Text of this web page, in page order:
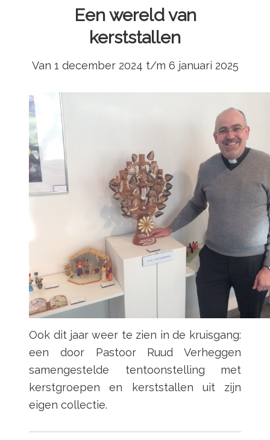
Een wereld van
kerststallen
Van 1 december 2024 t/m 6 januari 2025
Ook dit jaar weer te zien in de kruisgang:
een door Pastoor Ruud Verheggen
samengestelde tentoonstelling met
kerstgroepen en kerststallen uit zijn
eigen collectie.